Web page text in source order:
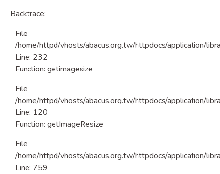
Backtrace:
File:
/home/httpd/vhosts/abacus.org.tw/httpdocs/application/
Line: 232
Function: getimagesize
File:
/home/httpd/vhosts/abacus.org.tw/httpdocs/application/
Line: 120
Function: getImageResize
File:
/home/httpd/vhosts/abacus.org.tw/httpdocs/application/
Line: 759